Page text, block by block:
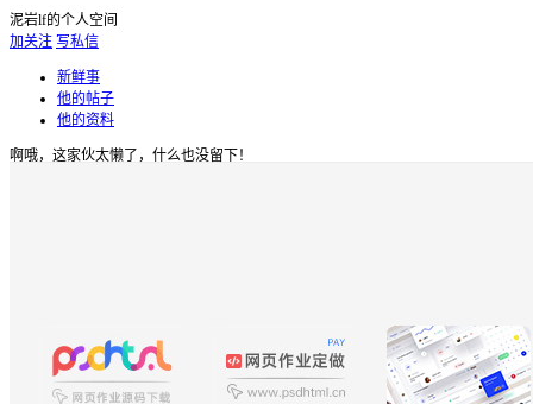
泥岩lf的个人空间
加关注 写私信
新鲜事
他的帖子
他的资料
啊哦，这家伙太懒了，什么也没留下！